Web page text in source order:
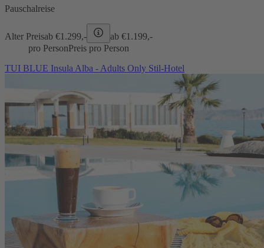
Pauschalreise
Alter Preisab €1.299,- ab €1.199,-
pro PersonPreis pro Person
TUI BLUE Insula Alba - Adults Only Stil-Hotel